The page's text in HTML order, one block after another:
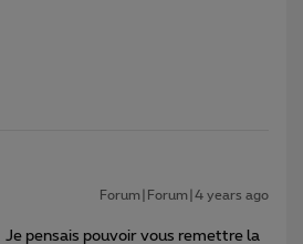
Forum|Forum|4 years ago
Je pensais pouvoir vous remettre la